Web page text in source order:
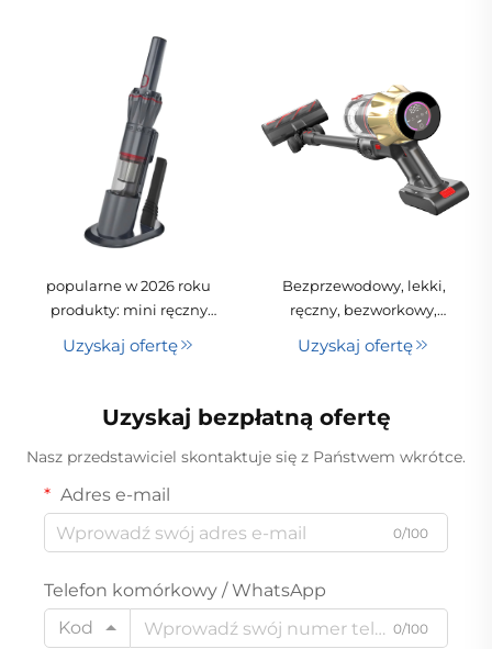
popularne w 2026 roku
produkty: mini ręczny
samochodowy z portem
elektrycznym, funkcją
suchego odsysania,
najlepiej sprzedający się,
Uzyskaj ofertę
Bezprzewodowy, lekki,
ręczny, bezworkowy,
odkurzacz cyklonowy na
dywanów i sierści
zwierząt w
gospodarstwach
Uzyskaj ofertę
Uzyskaj bezpłatną ofertę
Nasz przedstawiciel skontaktuje się z Państwem wkrótce.
Adres e-mail
0/100
Telefon komórkowy / WhatsApp
Kod
0/100